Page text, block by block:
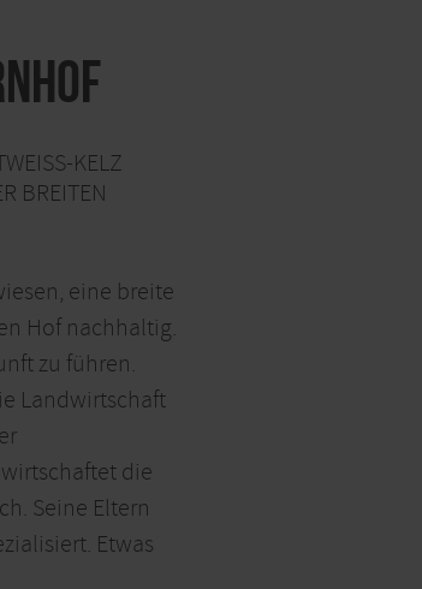
KELZ Ü
F
eine breite
Hof nachhaltig.
zu führen.
Landwirtschaft
die
Seine Eltern
Etwas